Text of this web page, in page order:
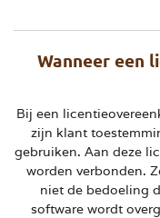
Wanneer een
Bij een
zijn klant
gebruiken. Aan deze
worden verbonden.
niet de bedoeling
software wordt